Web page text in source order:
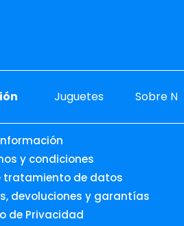
Juguetes Sobre
y condiciones
tratamiento de datos
devoluciones y garantías
de Privacidad